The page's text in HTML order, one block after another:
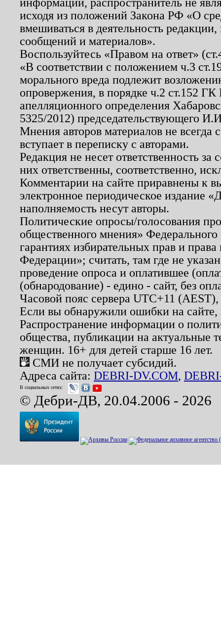
исходя из положений Закона РФ «О
вмешиваться в деятельность
сообщений и материалов».
Воспользуйтесь «Правом на ответ»
«В соответствии с положением ч.3
морального вреда подлежит
опровержения, в порядке ч.2 ст.152
апелляционного определения
5325/2012) председательствующего
Мнения авторов материалов не
вступает в переписку с авторами.
Редакция не несет ответственность
них ответственны, соответственно,
Комментарии на сайте приравнены к
электронное периодическое издание
наполняемость несут авторы.
Политические опросы/голосования
общественного мнения»
гарантиях избирательных прав и
Федерации»; считать, там где не
проведение опроса и оплатившее
(обнародование) - едино - сайт, без
Часовой пояс сервера UTC+11
Если вы обнаружили ошибки на
Распространение информации о
общества, публикации на актуальные
женщин. 16+ для детей старше 16 лет.
СМИ не получает субсидий.
Адреса сайта: DEBRI-DV.COM,
В социальных сетях:
© Дебри-ДВ, 20.04.2006 - 2026